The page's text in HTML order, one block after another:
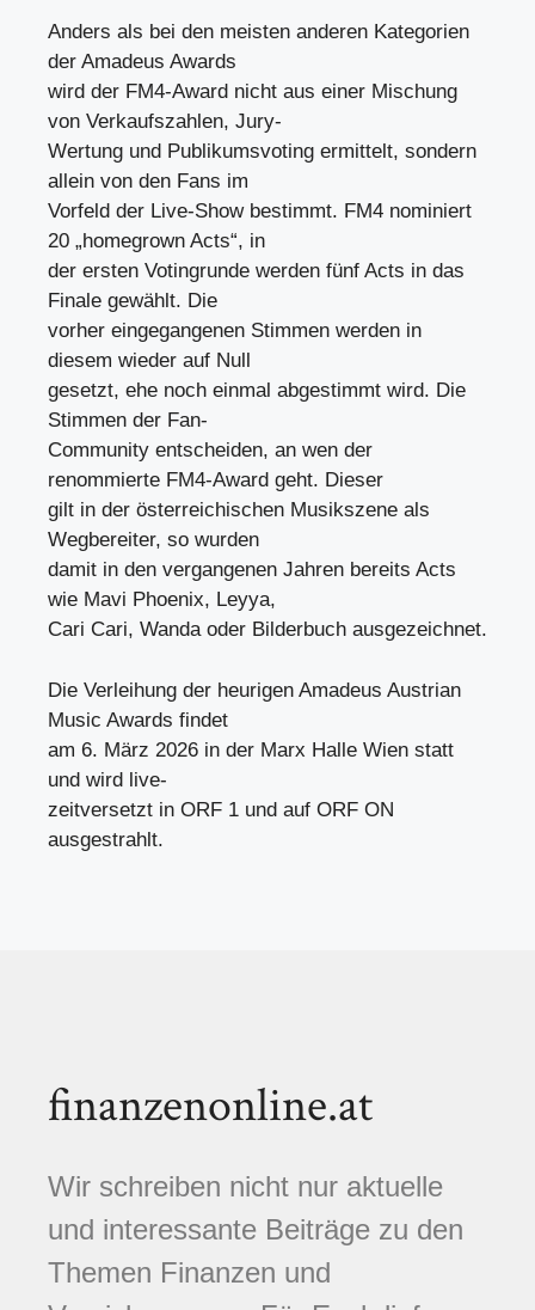
Anders als bei den meisten anderen Kategorien
der Amadeus Awards
wird der FM4-Award nicht aus einer Mischung
von Verkaufszahlen, Jury-
Wertung und Publikumsvoting ermittelt, sondern
allein von den Fans im
Vorfeld der Live-Show bestimmt. FM4 nominiert
20 „homegrown Acts“, in
der ersten Votingrunde werden fünf Acts in das
Finale gewählt. Die
vorher eingegangenen Stimmen werden in
diesem wieder auf Null
gesetzt, ehe noch einmal abgestimmt wird. Die
Stimmen der Fan-
Community entscheiden, an wen der
renommierte FM4-Award geht. Dieser
gilt in der österreichischen Musikszene als
Wegbereiter, so wurden
damit in den vergangenen Jahren bereits Acts
wie Mavi Phoenix, Leyya,
Cari Cari, Wanda oder Bilderbuch ausgezeichnet.
Die Verleihung der heurigen Amadeus Austrian
Music Awards findet
am 6. März 2026 in der Marx Halle Wien statt
und wird live-
zeitversetzt in ORF 1 und auf ORF ON
ausgestrahlt.
finanzenonline.at
Wir schreiben nicht nur aktuelle
und interessante Beiträge zu den
Themen Finanzen und